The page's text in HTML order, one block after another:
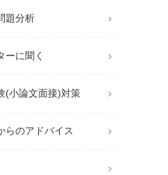
題分析
ーに聞く
(小論文面接)対策
らのアドバイス